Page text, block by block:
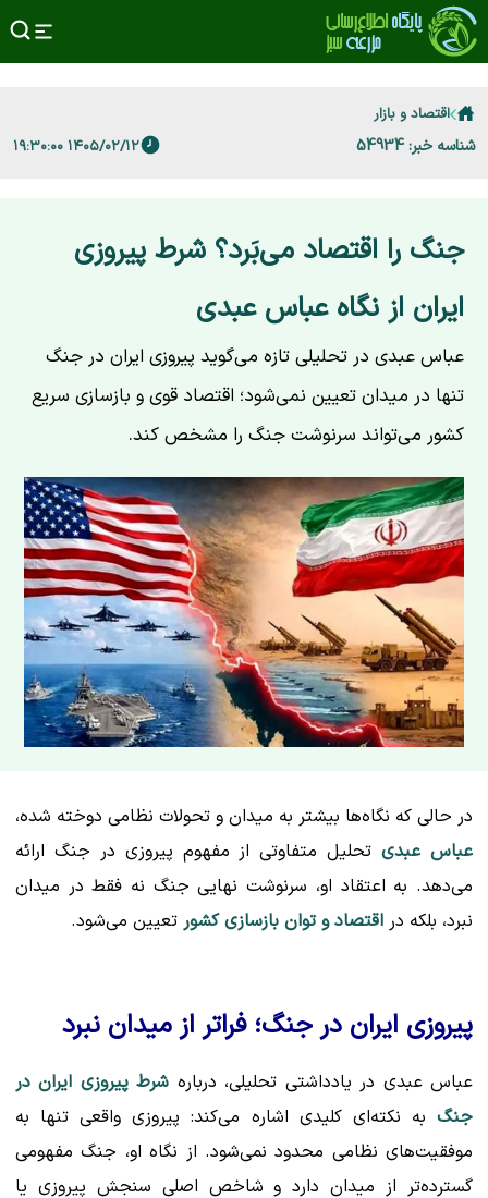
اقتصاد و بازار
شناسه خبر: 54934 ۱۴۰۵/۰۲/۱۲ ۱۹:۳۰:۰۰
جنگ را اقتصاد می‌بَرد؟ شرط پیروزی
ایران از نگاه عباس عبدی
عباس عبدی در تحلیلی تازه می‌گوید پیروزی ایران در جنگ
تنها در میدان تعیین نمی‌شود؛ اقتصاد قوی و بازسازی سریع
کشور می‌تواند سرنوشت جنگ را مشخص کند.
در حالی که نگاه‌ها بیشتر به میدان و تحولات نظامی دوخته شده،
عباس عبدیتحلیل متفاوتی از مفهوم پیروزی در جنگ ارائه
می‌دهد. به اعتقاد او، سرنوشت نهایی جنگ نه فقط در میدان
نبرد، بلکه در اقتصاد و توان بازسازی کشور تعیین می‌شود.
پیروزی ایران در جنگ؛ فراتر از میدان نبرد
عباس عبدی در یادداشتی تحلیلی، درباره شرط پیروزی ایران در
جنگ به نکته‌ای کلیدی اشاره می‌کند: پیروزی واقعی تنها به
موفقیت‌های نظامی محدود نمی‌شود. از نگاه او، جنگ مفهومی
گسترده‌تر از میدان دارد و شاخص اصلی سنجش پیروزی یا